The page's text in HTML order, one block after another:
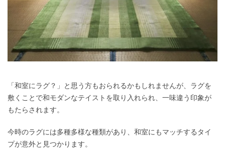
「和室にラグ？」と思う方もおられるかもしれませんが、ラグを
敷くことで和モダンなテイストを取り入れられ、一味違う印象が
もたらされます。
今時のラグには多種多様な種類があり、和室にもマッチするタイ
プが意外と見つかります。